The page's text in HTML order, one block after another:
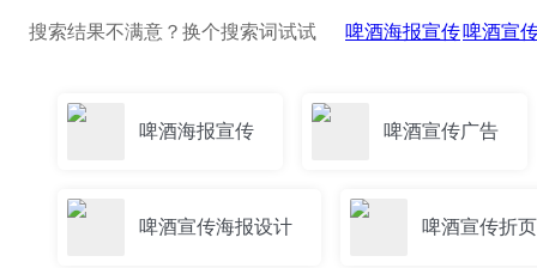
搜索结果不满意？换个搜索词试试 啤酒海报宣传啤酒宣
啤酒海报宣传 啤酒宣传广告
啤酒宣传海报设计 啤酒宣传折页